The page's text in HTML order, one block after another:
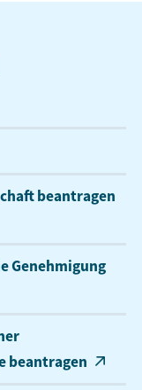
beantragen
Genehmigung
beantragen